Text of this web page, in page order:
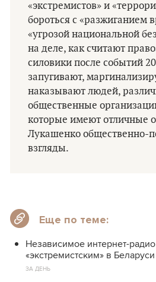
«экстремистов» и
бороться с «разжиганием
«угрозой национальной
на деле, как считают
силовики после событий
запугивают,
наказывают людей,
общественные
которые имеют отличные
Лукашенко общественно-
взгляды.
Еще по теме:
Независимое интернет-
«экстремистским» в Беларуси
ЗА ДЕНЬ